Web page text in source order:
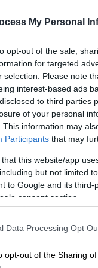
My Personal
opt-out of the sale,
for targeted
selection. Please note
interest-based ads
to third parties
of your personal
This information may
Participants that may
that this website/app
but not limited
to Google and its
consent section.
Data Processing Opt
opt-out of the Sharing
ξανά» στη
(Billy Zane).